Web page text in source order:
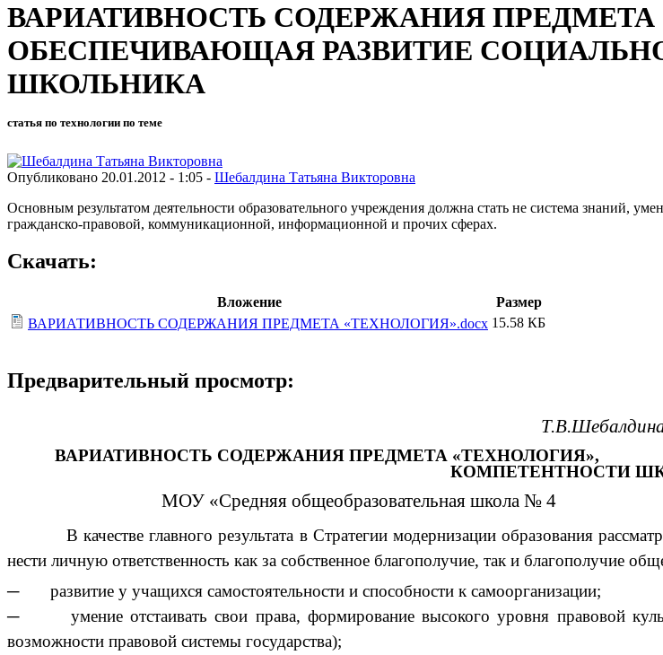
ВАРИАТИВНОСТЬ СОДЕРЖАНИЯ ПРЕДМЕТА
ОБЕСПЕЧИВАЮЩАЯ РАЗВИТИЕ
ШКОЛЬНИКА
статья по технологии по теме
Опубликовано 20.01.2012 - 1:05 - Шебалдина Татьяна Викторовна
Основным результатом деятельности образовательного учреждения должна стать не система знаний,
гражданско-правовой, коммуникационной, информационной и прочих сферах.
Скачать:
Вложение
Размер
ВАРИАТИВНОСТЬ СОДЕРЖАНИЯ ПРЕДМЕТА «ТЕХНОЛОГИЯ».docx 15.58 КБ
Предварительный просмотр:
ВАРИАТИВНОСТЬ СОДЕРЖАНИЯ ПРЕДМЕТА
КОМПЕТЕНТНОСТИ
МОУ «Средняя общеобразовательная школа № 4
В качестве главного результата в Стратегии модернизации образования
нести личную ответственность как за собственное благополучие, так и благополучие
─ развитие у учащихся самостоятельности и способности к самоорганизации;
─ умение отстаивать свои права, формирование высокого уровня правовой
возможности правовой системы государства);